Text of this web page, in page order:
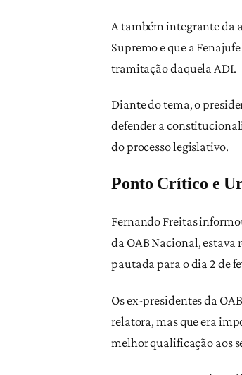
A também integrante da
Supremo e que a
tramitação daquela ADI.
Diante do tema, o
defender a
do processo legislativo.
Ponto Crítico e
Fernando Freitas
da OAB Nacional, estava
pautada para o dia 2 de
Os ex-presidentes da
relatora, mas que era
melhor qualificação aos